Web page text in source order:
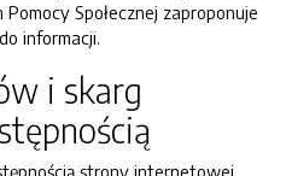
Społecznej zaproponuje
informacji.
i skarg
strony internetowej